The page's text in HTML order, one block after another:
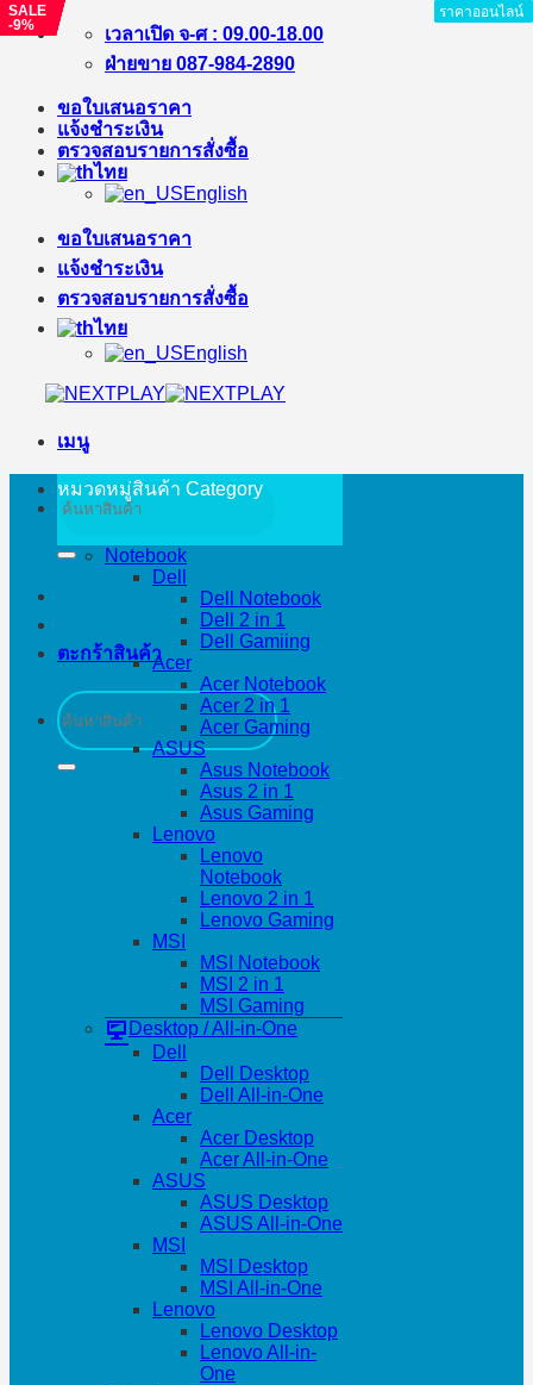
ข้าม
เนื้อหา
เวลาเปิด จ-ศ : 09.00-18.00
ฝ่ายขาย 087-984-2890
ขอใบเสนอราคา
แจ้งชำระเงิน
ตรวจสอบรายการสั่งซื้อ
ไทย
English
ขอใบเสนอราคา
แจ้งชำระเงิน
ตรวจสอบรายการสั่งซื้อ
ไทย
English
เมนู
ค้นหา:
ตะกร้าสินค้า
ค้นหา:
หมวดหมู่สินค้า Category
Notebook
Dell
Dell Notebook
Dell 2 in 1
Dell Gamiing
Acer
Acer Notebook
Acer 2 in 1
Acer Gaming
ASUS
Asus Notebook
Asus 2 in 1
Asus Gaming
Lenovo
Lenovo
Notebook
Lenovo 2 in 1
Lenovo Gaming
MSI
MSI Notebook
MSI 2 in 1
MSI Gaming
Desktop / All-in-One
Dell
Dell Desktop
Dell All-in-One
Acer
Acer Desktop
Acer All-in-One
ASUS
ASUS Desktop
ASUS All-in-One
MSI
MSI Desktop
MSI All-in-One
Lenovo
Lenovo Desktop
Lenovo All-in-
One
ราคาออนไลน์
SALE
-9%
ราคาออนไลน์
ราคาออนไลน์
SALE
-22%
ราคาออนไลน์
SALE
-17%
ราคาออนไลน์
ราคาออนไลน์
SALE
-11%
ราคาออนไลน์
SALE
-23%
ราคาออนไลน์
SALE
-29%
ราคาออนไลน์